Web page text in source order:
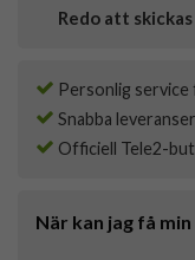
Redo att skickas
Personlig
Snabba
Officiell Tele2-
När kan jag få